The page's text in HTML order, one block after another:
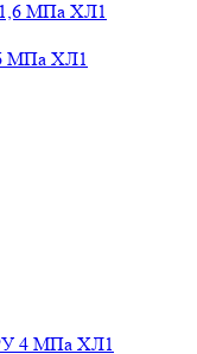
МПа ХЛ1